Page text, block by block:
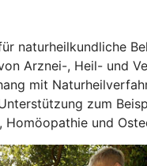
naturheilkundliche
Arznei-, Heil- und
mit
zum
Homöopathie und